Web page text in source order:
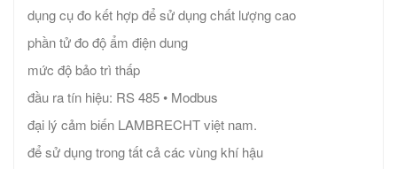
dụng cụ đo kết hợp để sử dụng chất lượng cao
phần tử đo độ ẩm điện dung
mức độ bảo trì thấp
đầu ra tín hiệu: RS 485 • Modbus
đại lý cảm biến LAMBRECHT việt nam.
để sử dụng trong tất cả các vùng khí hậu